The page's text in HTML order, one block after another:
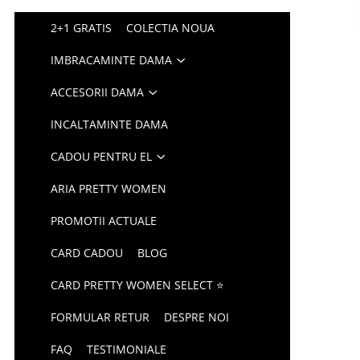
2+1 GRATIS COLECTIA NOUA
IMBRACAMINTE DAMA
ACCESORII DAMA
INCALTAMINTE DAMA
CADOU PENTRU EL
ARIA PRETTY WOMEN
PROMOTII ACTUALE
CARD CADOU BLOG
CARD PRETTY WOMEN SELECT ⭐
FORMULAR RETUR DESPRE NOI
FAQ TESTIMONIALE